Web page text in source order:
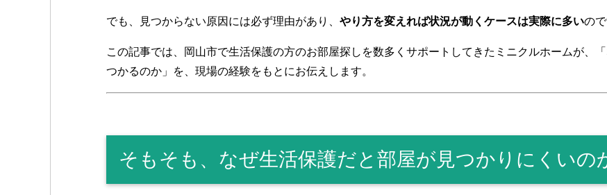
でも、見つからない原因には必ず理由があり、 やり方を変えれば状況が動くケースは実際に多いので
この記事では、岡山市で生活保護の方のお部屋探しを数多くサポートしてきたミニクルホームが、
つかるのか」を、現場の経験をもとにお伝えします。
そもそも、なぜ生活保護だと部屋が見つかりにくいの